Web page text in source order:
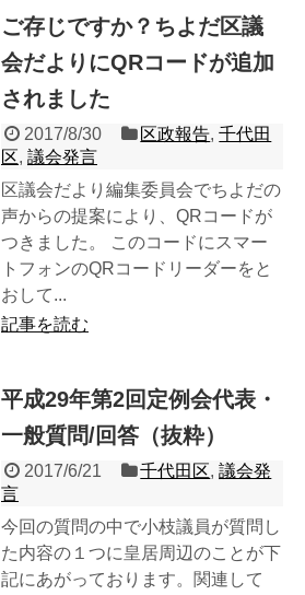
ご存じですか？ちよだ区議
会だよりにQRコードが追加
されました
2017/8/30 区政報告,千代田
区, 議会発言
区議会だより編集委員会でちよだの
声からの提案により、QRコードが
つきました。 このコードにスマー
トフォンのQRコードリーダーをと
おして...
記事を読む
平成29年第2回定例会代表・
一般質問/回答（抜粋）
2017/6/21 千代田区,議会発
言
今回の質問の中で小枝議員が質問し
た内容の１つに皇居周辺のことが下
記にあがっております。関連して